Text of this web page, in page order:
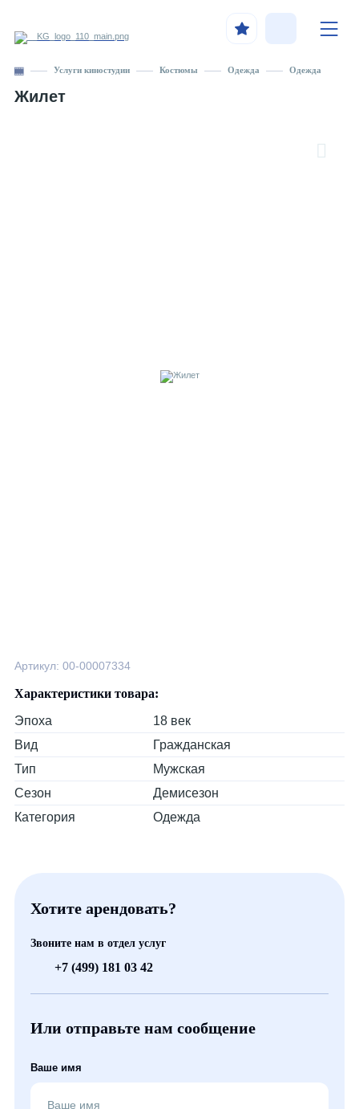
Услуги киностудии Костюмы Одежда Одежда
Жилет
Артикул: 00-00007334
Характеристики товара:
Эпоха
18 век
Вид
Гражданская
Тип
Мужская
Сезон
Демисезон
Категория
Одежда
Хотите арендовать?
Звоните нам в отдел услуг
+7 (499) 181 03 42
Или отправьте нам сообщение
Ваше имя